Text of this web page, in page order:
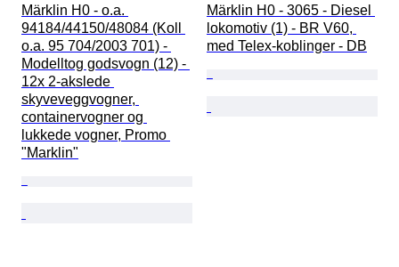
Märklin H0 - o.a.
94184/44150/48084 (Koll
o.a. 95 704/2003 701) -
Modelltog godsvogn (12) -
12x 2-akslede
skyveveggvogner,
containervogner og
lukkede vogner, Promo
"Marklin"
Märklin H0 - 3065 - Diesel
lokomotiv (1) - BR V60,
med Telex-koblinger - DB